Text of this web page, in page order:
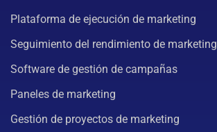
Plataforma de ejecución de marketing
Seguimiento del rendimiento de marketing
Software de gestión de campañas
Paneles de marketing
Gestión de proyectos de marketing